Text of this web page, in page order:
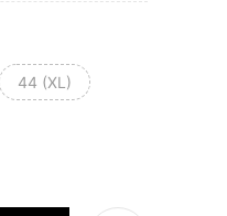
44 (XL)